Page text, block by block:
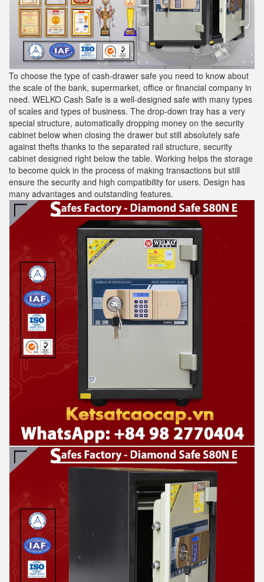
To choose the type of cash-drawer safe you need to know about
the scale of the bank, supermarket, office or financial company in
need. WELKO Cash Safe is a well-designed safe with many types
of scales and types of business. The drop-down tray has a very
special structure, automatically dropping money on the security
cabinet below when closing the drawer but still absolutely safe
against thefts thanks to the separated rail structure, security
cabinet designed right below the table. Working helps the storage
to become quick in the process of making transactions but still
ensure the security and high compatibility for users. Design has
many advantages and outstanding features.